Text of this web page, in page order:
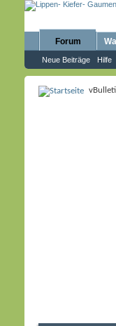
Forum
Neue Beiträge Hilfe